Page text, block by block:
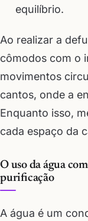
equilíbrio.
Ao realizar a
cômodos com o
movimentos
cantos, onde a
Enquanto isso,
cada espaço da
O uso da água
purificação
A água é um